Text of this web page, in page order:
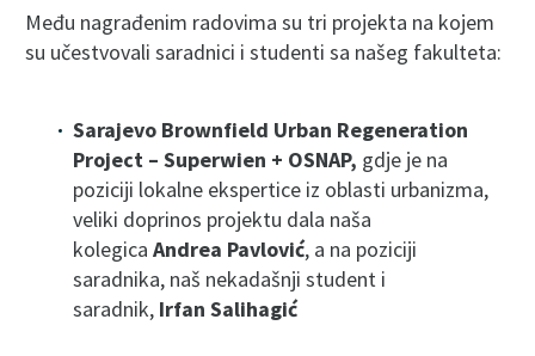
Među nagrađenim radovima su tri projekta na kojem
su učestvovali saradnici i studenti sa našeg fakulteta:
Sarajevo Brownfield Urban Regeneration
Project – Superwien + OSNAP, gdje je na
poziciji lokalne ekspertice iz oblasti urbanizma,
veliki doprinos projektu dala naša
kolegica Andrea Pavlović, a na poziciji
saradnika, naš nekadašnji student i
saradnik, Irfan Salihagić